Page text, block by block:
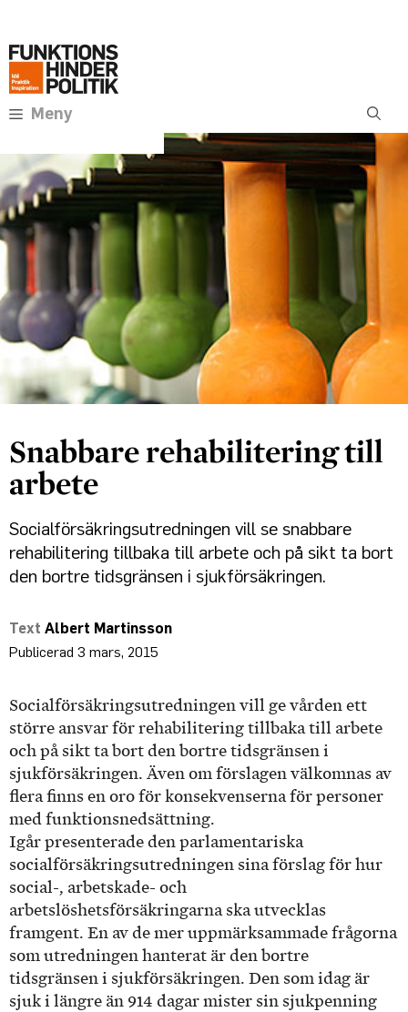
innehåll
Meny
Snabbare rehabilitering till
arbete
Socialförsäkringsutredningen vill se snabbare
rehabilitering tillbaka till arbete och på sikt ta bort
den bortre tidsgränsen i sjukförsäkringen.
Albert Martinsson
3 mars, 2015
Socialförsäkringsutredningen vill ge vården ett
större ansvar för rehabilitering tillbaka till arbete
och på sikt ta bort den bortre tidsgränsen i
sjukförsäkringen. Även om förslagen välkomnas av
flera finns en oro för konsekvenserna för personer
med funktionsnedsättning.
Igår presenterade den parlamentariska
socialförsäkringsutredningen sina förslag för hur
social-, arbetskade- och
arbetslöshetsförsäkringarna ska utvecklas
framgent. En av de mer uppmärksammade frågorna
som utredningen hanterat är den bortre
tidsgränsen i sjukförsäkringen. Den som idag är
sjuk i längre än 914 dagar mister sin sjukpenning